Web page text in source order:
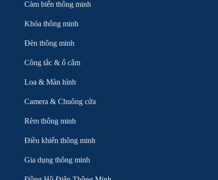
Cảm biến thông minh
Khóa thông minh
Đèn thông minh
Công tắc & ổ cắm
Loa & Màn hình
Camera & Chuông cửa
Rèm thông minh
Điều khiển thông minh
Gia dụng thông minh